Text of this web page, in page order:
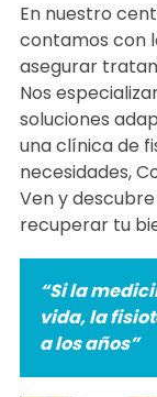
En nuestro
contamos con
asegurar
Nos
soluciones
una clínica de
necesidades,
Ven y
recuperar tu
“Si la
vida, la
a los años”